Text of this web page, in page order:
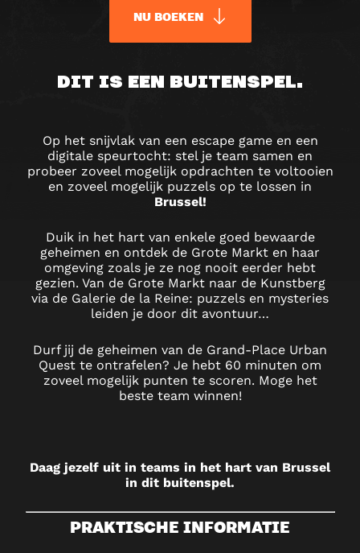
URBAN
GROTE
MARKT
BUITENSPEL
IN
BRUSSELS
DIT IS EEN BUITENSPEL.
Op het snijvlak van een escape game en een
digitale speurtocht: stel je team samen en
probeer zoveel mogelijk opdrachten te voltooien
en zoveel mogelijk puzzels op te lossen in
Brussel!
Duik in het hart van enkele goed bewaarde
geheimen en ontdek de Grote Markt en haar
omgeving zoals je ze nog nooit eerder hebt
gezien. Van de Grote Markt naar de Kunstberg
via de Galerie de la Reine: puzzels en mysteries
leiden je door dit avontuur…
Durf jij de geheimen van de Grand-Place Urban
Quest te ontrafelen? Je hebt 60 minuten om
zoveel mogelijk punten te scoren. Moge het
beste team winnen!
Daag jezelf uit in teams in het hart van Brussel
in dit buitenspel.
PRAKTISCHE INFORMATIE
NU BOEKEN